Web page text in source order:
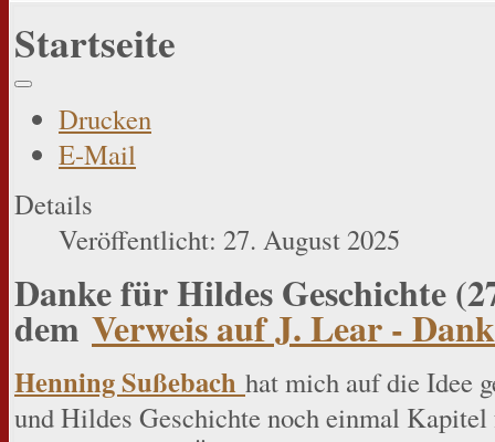
Startseite
Drucken
E-Mail
Details
Veröffentlicht: 27. August 2025
Danke für Hildes Geschichte
dem Verweis auf J. Lear -
Henning Sußebach hat mich auf die Idee
und Hildes Geschichte noch einmal